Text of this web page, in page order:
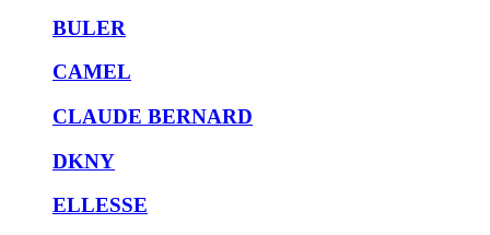
BULER
CAMEL
CLAUDE BERNARD
DKNY
ELLESSE